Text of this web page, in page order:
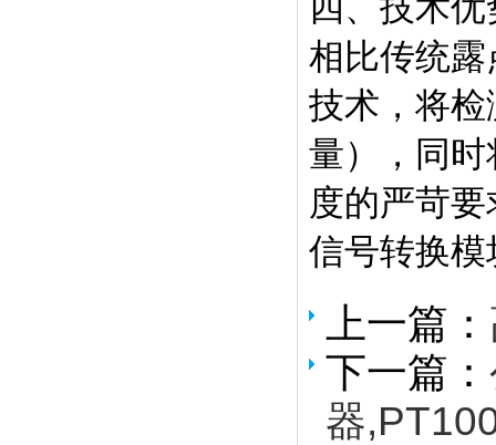
相比传统
技术，将
量），同
度的严苛
信号转换
上一篇：
下一篇：
器